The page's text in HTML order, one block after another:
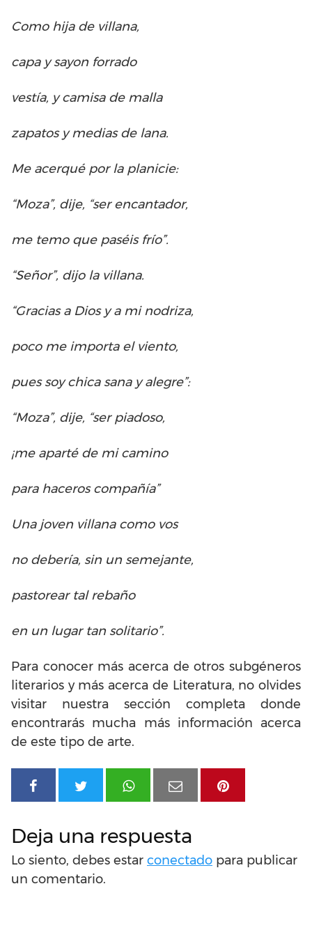
Como hija de villana,
capa y sayon forrado
vestía, y camisa de malla
zapatos y medias de lana.
Me acerqué por la planicie:
“Moza”, dije, “ser encantador,
me temo que paséis frío”.
“Señor”, dijo la villana.
“Gracias a Dios y a mi nodriza,
poco me importa el viento,
pues soy chica sana y alegre”:
“Moza”, dije, “ser piadoso,
¡me aparté de mi camino
para haceros compañía”
Una joven villana como vos
no debería, sin un semejante,
pastorear tal rebaño
en un lugar tan solitario”.
Para conocer más acerca de otros subgéneros
literarios y más acerca de Literatura, no olvides
visitar nuestra sección completa donde
encontrarás mucha más información acerca
de este tipo de arte.
Deja una respuesta
Lo siento, debes estar conectado para publicar
un comentario.